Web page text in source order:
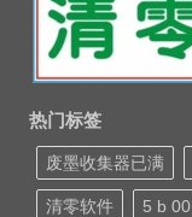
热门标签
废墨收集器已满
清零软件 5 b 00